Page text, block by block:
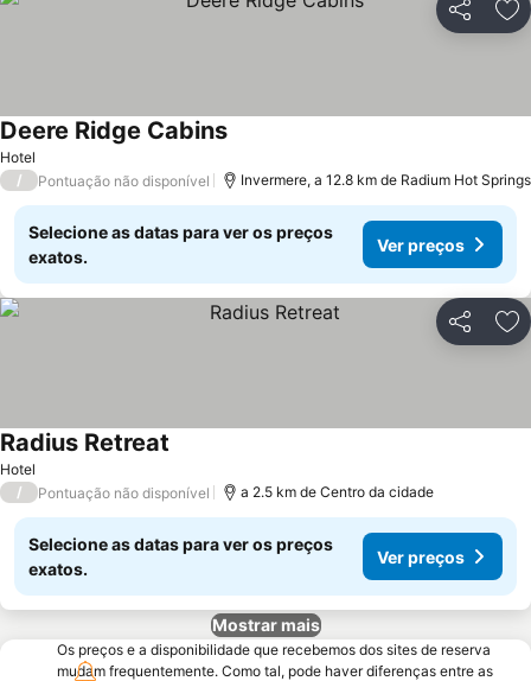
Partilhar
Hotel
Deere Ridge Cabins
/ Pontuação não disponível Invermere, a 12.8 km de Radium Hot Springs
Selecione as datas para ver os preços
exatos.
Ver preços
Partilhar
Hotel
Radius Retreat
/ Pontuação não disponível a 2.5 km de Centro da cidade
Selecione as datas para ver os preços
exatos.
Ver preços
Mostrar mais
Os preços e a disponibilidade que recebemos dos sites de reserva
mudam frequentemente. Como tal, pode haver diferenças entre as